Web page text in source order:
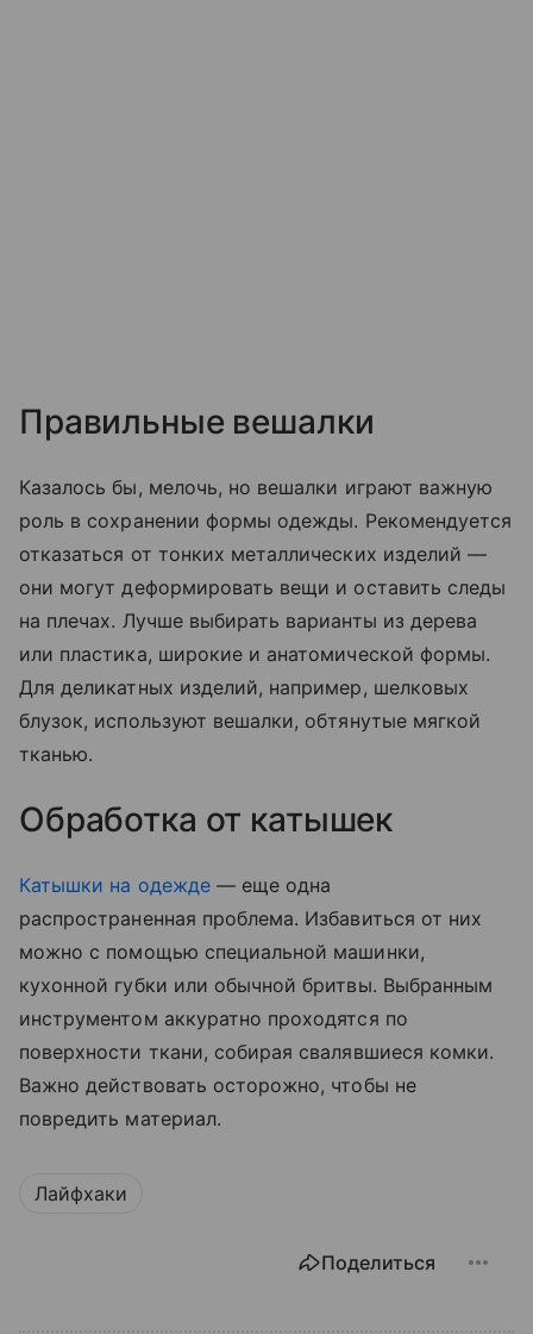
Правильные вешалки
Казалось бы, мелочь, но вешалки играют важную
роль в сохранении формы одежды. Рекомендуется
отказаться от тонких металлических изделий —
они могут деформировать вещи и оставить следы
на плечах. Лучше выбирать варианты из дерева
или пластика, широкие и анатомической формы.
Для деликатных изделий, например, шелковых
блузок, используют вешалки, обтянутые мягкой
тканью.
Обработка от катышек
Катышки на одежде— еще одна
распространенная проблема. Избавиться от них
можно с помощью специальной машинки,
кухонной губки или обычной бритвы. Выбранным
инструментом аккуратно проходятся по
поверхности ткани, собирая свалявшиеся комки.
Важно действовать осторожно, чтобы не
повредить материал.
Лайфхаки
Поделиться